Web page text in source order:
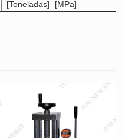
[Toneladas]
[MPa]